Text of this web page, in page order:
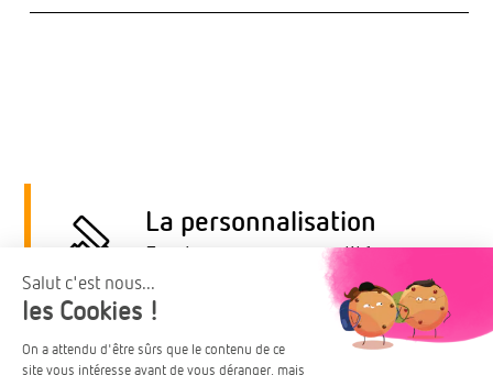
La personnalisation
Exprimer sa personnalité
Parmi un arc-en-ciel de
matériaux rigoureusement
sélectionnés, trois gammes de
Le droit à l’erreur